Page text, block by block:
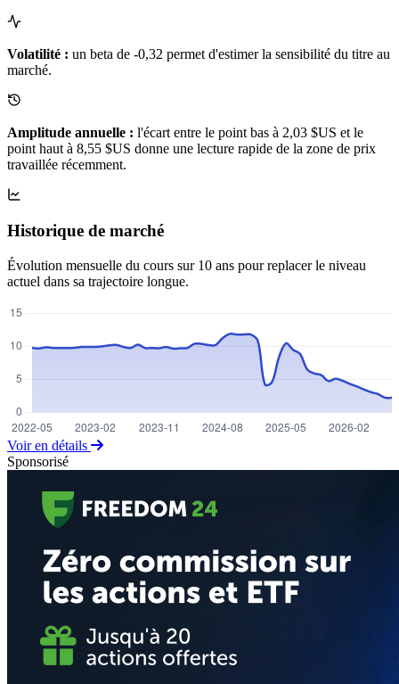
Volatilité : un beta de -0,32 permet d'estimer la sensibilité du titre au
marché.
Amplitude annuelle : l'écart entre le point bas à 2,03 $US et le
point haut à 8,55 $US donne une lecture rapide de la zone de prix
travaillée récemment.
Historique de marché
Évolution mensuelle du cours sur 10 ans pour replacer le niveau
actuel dans sa trajectoire longue.
Voir en détails
Sponsorisé